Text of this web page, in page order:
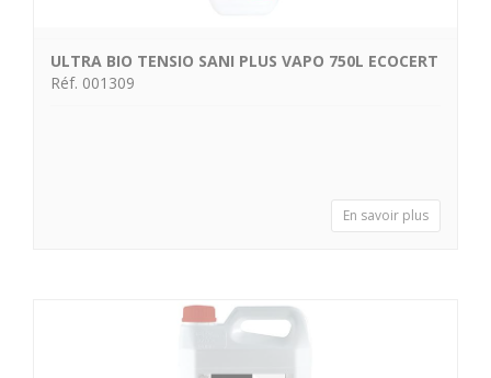
ULTRA BIO TENSIO SANI PLUS VAPO 750L ECOCERT
Réf. 001309
En savoir plus